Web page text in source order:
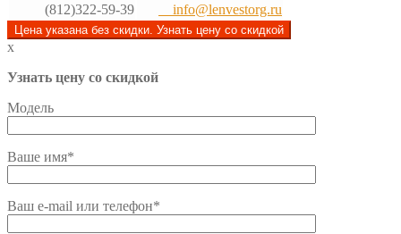
(812)322-59-39
info@lenvestorg.ru
Цена указана без скидки. Узнать цену со скидкой
x
Узнать цену со скидкой
Модель
Ваше имя*
Ваш e-mail или телефон*